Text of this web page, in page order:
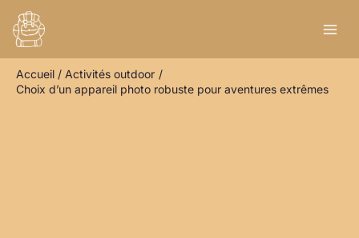
contenu
Accueil
Activités outdoor
Choix d’un appareil photo robuste pour aventures extrêmes
e
h